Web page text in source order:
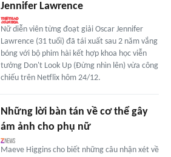
Jennifer Lawrence
Nữ diễn viên từng đoạt giải Oscar Jennifer
Lawrence (31 tuổi) đã tái xuất sau 2 năm vắng
bóng với bộ phim hài kết hợp khoa học viễn
tưởng Don't Look Up (Đừng nhìn lên) vừa công
chiếu trên Netflix hôm 24/12.
Những lời bàn tán về cơ thể gây
ám ảnh cho phụ nữ
Maeve Higgins cho biết những câu nhận xét về